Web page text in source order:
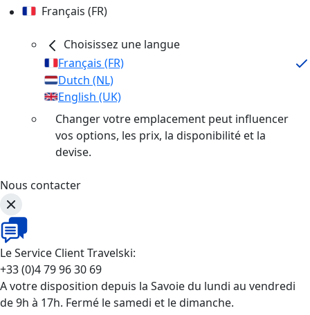
Français (FR)
Choisissez une langue
Français (FR)
Dutch (NL)
English (UK)
Changer votre emplacement peut influencer
vos options, les prix, la disponibilité et la
devise.
Nous contacter
Le Service Client Travelski:
+33 (0)4 79 96 30 69
A votre disposition depuis la Savoie du lundi au vendredi
de 9h à 17h. Fermé le samedi et le dimanche.